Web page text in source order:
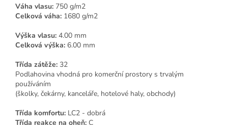
Váha vlasu: 750 g/m2
Celková váha: 1680 g/m2
Výška vlasu: 4.00 mm
Celková výška: 6.00 mm
Třída zátěže: 32
Podlahovina vhodná pro komerční prostory s trvalým
používáním
(školky, čekárny, kanceláře, hotelové haly, obchody)
Třída komfortu: LC2 - dobrá
Třída reakce na oheň: C